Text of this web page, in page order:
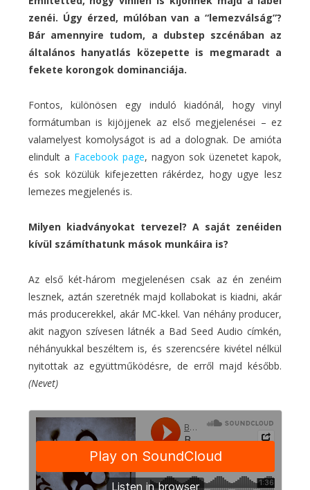
zenéi. Úgy érzed, múlóban van a “lemezválság”?
Bár amennyire tudom, a dubstep szcénában az
általános hanyatlás közepette is megmaradt a
fekete korongok dominanciája.
Fontos, különösen egy induló kiadónál, hogy vinyl
formátumban is kijöjjenek az első megjelenései – ez
valamelyest komolyságot is ad a dolognak. De amióta
elindult a Facebook page, nagyon sok üzenetet kapok,
és sok közülük kifejezetten rákérdez, hogy ugye lesz
lemezes megjelenés is.
Milyen kiadványokat tervezel? A saját zenéiden
kívül számíthatunk mások munkáira is?
Az első két-három megjelenésen csak az én zenéim
lesznek, aztán szeretnék majd kollabokat is kiadni, akár
más producerekkel, akár MC-kkel. Van néhány producer,
akit nagyon szívesen látnék a Bad Seed Audio címkén,
néhányukkal beszéltem is, és szerencsére kivétel nélkül
nyitottak az együttműködésre, de erről majd később.
(Nevet)